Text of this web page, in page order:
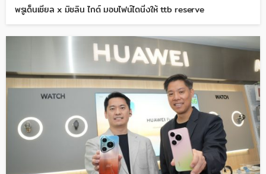
พรูเด็นเชียล x มิชลิน ไกด์ มอบไฟน์ไดนิ่งให้ ttb reserve